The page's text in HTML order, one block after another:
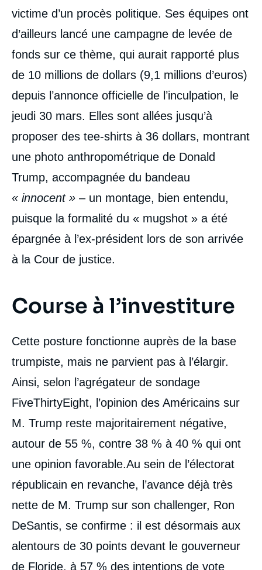
victime d’un procès politique. Ses équipes ont
d’ailleurs lancé une campagne de levée de
fonds sur ce thème, qui aurait rapporté plus
de 10 millions de dollars (9,1 millions d’euros)
depuis l’annonce officielle de l’inculpation, le
jeudi 30 mars. Elles sont allées jusqu’à
proposer des tee-shirts à 36 dollars, montrant
une photo anthropométrique de Donald
Trump, accompagnée du bandeau
« innocent » – un montage, bien entendu,
puisque la formalité du « mugshot » a été
épargnée à l’ex-président lors de son arrivée
à la Cour de justice.
Course à l’investiture
Cette posture fonctionne auprès de la base
trumpiste, mais ne parvient pas à l’élargir.
Ainsi, selon l’agrégateur de sondage
FiveThirtyEight, l’opinion des Américains sur
M. Trump reste majoritairement négative,
autour de 55 %, contre 38 % à 40 % qui ont
une opinion favorable.Au sein de l’électorat
républicain en revanche, l’avance déjà très
nette de M. Trump sur son challenger, Ron
DeSantis, se confirme : il est désormais aux
alentours de 30 points devant le gouverneur
de Floride, à 57 % des intentions de vote